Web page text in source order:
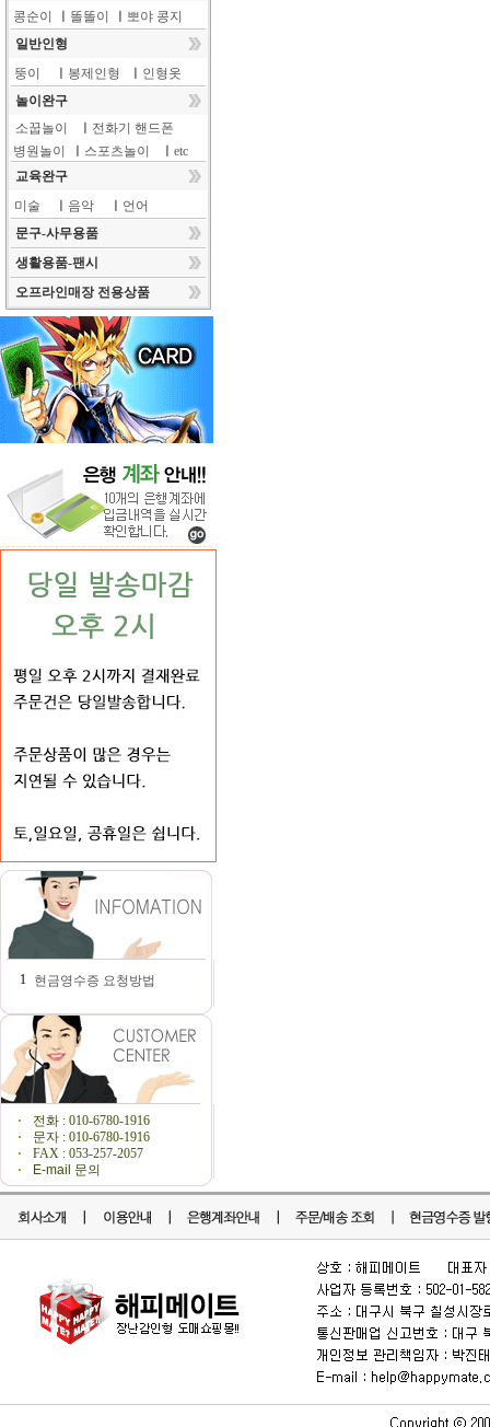
콩순이
똘똘이
뽀야 콩지
일반인형
뚱이
봉제인형
인형옷
놀이완구
소꿉놀이
전화기 핸드폰
병원놀이
스포츠놀이
etc
교육완구
미술
음악
언어
문구-사무용품
생활용품-팬시
오프라인매장 전용상품
1 현금영수증 요청방법
전화 : 010-6780-1916
문자 : 010-6780-1916
FAX : 053-257-2057
E-mail 문의